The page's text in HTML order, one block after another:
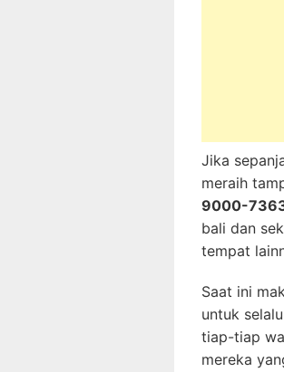
Jika
meraih
9000-
bali dan
tempat
Saat ini
untuk
tiap-tiap
mereka